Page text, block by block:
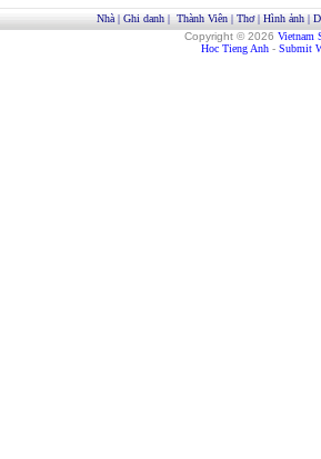
Nhà| Ghi danh| Thành Viên| Thơ| Hình ảnh|
Copyright © 2026 Vietnam
Hoc Tieng Anh - Submit